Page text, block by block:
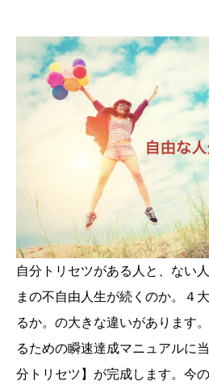
自分トリセツがある人と、ない
まの不自由人生が続くのか。４
るか。の大きな違いがあります
るための瞬速達成マニュアルに
分トリセツ】が完成します。今